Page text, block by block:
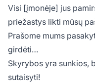
Visi [įmonėje] jus
priežastys likti mūsų
Prašome mums
girdėti…
Skyrybos yra sunkios,
sutaisyti!